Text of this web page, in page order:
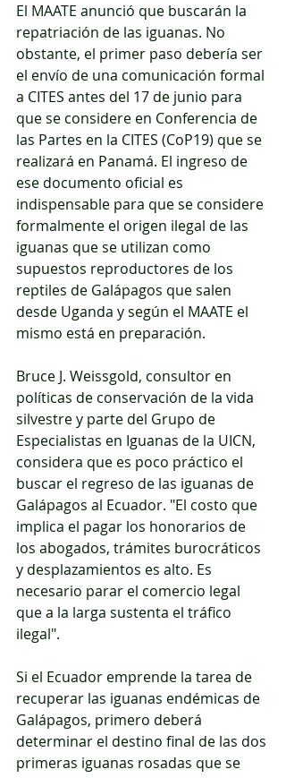
El MAATE anunció que buscarán la
repatriación de las iguanas. No
obstante, el primer paso debería ser
el envío de una comunicación formal
a CITES antes del 17 de junio para
que se considere en Conferencia de
las Partes en la CITES (CoP19) que se
realizará en Panamá. El ingreso de
ese documento oficial es
indispensable para que se considere
formalmente el origen ilegal de las
iguanas que se utilizan como
supuestos reproductores de los
reptiles de Galápagos que salen
desde Uganda y según el MAATE el
mismo está en preparación.
Bruce J. Weissgold, consultor en
políticas de conservación de la vida
silvestre y parte del Grupo de
Especialistas en Iguanas de la UICN,
considera que es poco práctico el
buscar el regreso de las iguanas de
Galápagos al Ecuador. "El costo que
implica el pagar los honorarios de
los abogados, trámites burocráticos
y desplazamientos es alto. Es
necesario parar el comercio legal
que a la larga sustenta el tráfico
ilegal".
Si el Ecuador emprende la tarea de
recuperar las iguanas endémicas de
Galápagos, primero deberá
determinar el destino final de las dos
primeras iguanas rosadas que se